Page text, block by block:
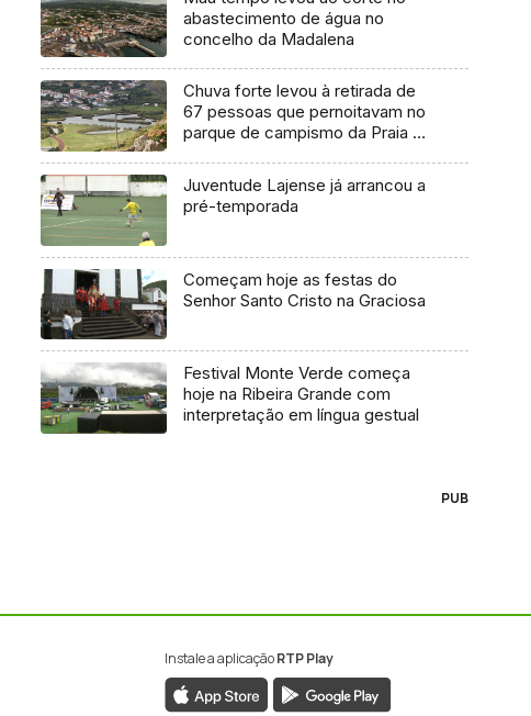
abastecimento de água no
concelho da Madalena
Chuva forte levou à retirada de
67 pessoas que pernoitavam no
parque de campismo da Praia da
Juventude Lajense já arrancou a
pré-temporada
Começam hoje as festas do
Senhor Santo Cristo na Graciosa
Festival Monte Verde começa
hoje na Ribeira Grande com
interpretação em língua gestual
PUB
Instale a aplicaçãoRTP Play